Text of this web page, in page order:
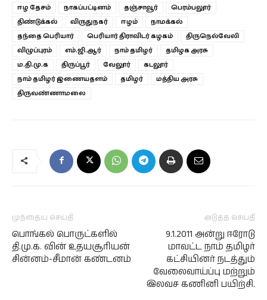
ஈழ தேசம்
நாகப்பட்டினம் தஞ்சாவூர்
பெரம்பலூர்
திண்டுக்கல்
விருதுநகர் ஈழம்
நாமக்கல்
தந்தை பெரியார்
பெரியார் திராவிடர் கழகம்
திருநெல்வேலி
விழுப்புரம்
எம்.ஜி.ஆர் நாம் தமிழர்
தமிழக அரசு
ம.தி.மு.க
திருப்பூர் வேலூர்
கடலூர்
நாம் தமிழர் இணையதளம்
தமிழர்
மத்திய அரசு
திருவண்ணாமலை
முந்தைய செய்தி
பொங்கல் பொருட்களில்
தி.மு.க. வின் உதயசூரியன்
சின்னம்-சீமான் கண்டனம்
அடுத்த செய்தி
9.1.2011 அன்று ஈரோடு
மாவட்ட நாம் தமிழர்
கட்சியினர் நடத்தும்
வேலைவாய்ப்பு மற்றும்
இலவச கணினி பயிற்சி.